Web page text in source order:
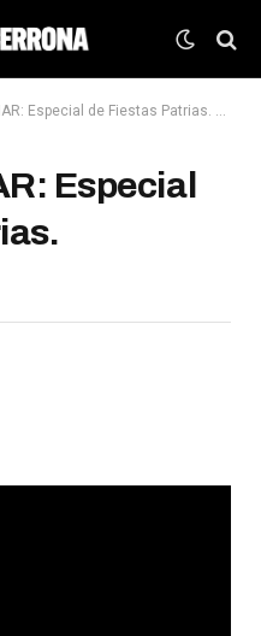
Especial de Fiestas Patrias. La Encerrona
Especial